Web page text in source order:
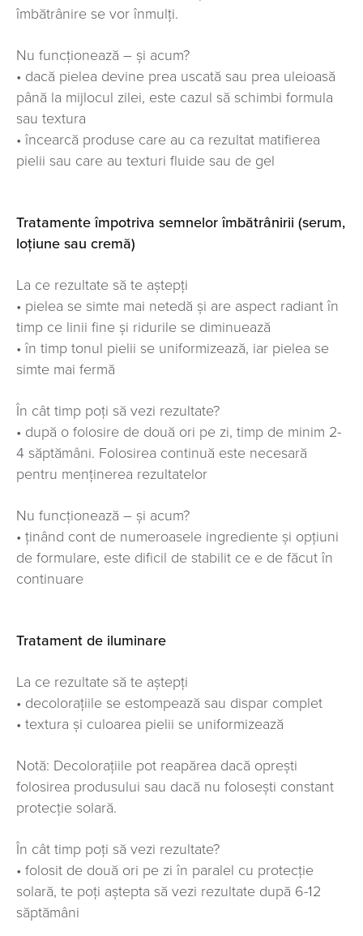
îmbătrânire se vor înmulți.
Nu funcționează – și acum?
• dacă pielea devine prea uscată sau prea uleioasă
până la mijlocul zilei, este cazul să schimbi formula
sau textura
• încearcă produse care au ca rezultat matifierea
pielii sau care au texturi fluide sau de gel
Tratamente împotriva semnelor îmbătrânirii (serum,
loțiune sau cremă)
La ce rezultate să te aștepți
• pielea se simte mai netedă și are aspect radiant în
timp ce linii fine și ridurile se diminuează
• în timp tonul pielii se uniformizează, iar pielea se
simte mai fermă
În cât timp poți să vezi rezultate?
• după o folosire de două ori pe zi, timp de minim 2-
4 săptămâni. Folosirea continuă este necesară
pentru menținerea rezultatelor
Nu funcționează – și acum?
• ținând cont de numeroasele ingrediente și opțiuni
de formulare, este dificil de stabilit ce e de făcut în
continuare
Tratament de iluminare
La ce rezultate să te aștepți
• decolorațiile se estompează sau dispar complet
• textura și culoarea pielii se uniformizează
Notă: Decolorațiile pot reapărea dacă oprești
folosirea produsului sau dacă nu folosești constant
protecție solară.
În cât timp poți să vezi rezultate?
• folosit de două ori pe zi în paralel cu protecție
solară, te poți aștepta să vezi rezultate după 6-12
săptămâni